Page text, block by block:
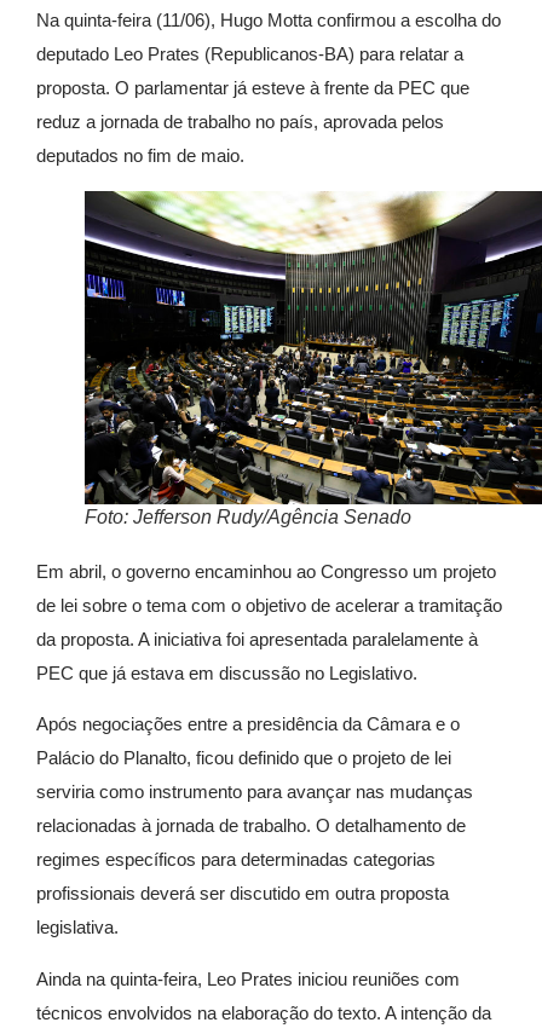
Na quinta-feira (11/06), Hugo Motta confirmou a escolha do
deputado Leo Prates (Republicanos-BA) para relatar a
proposta. O parlamentar já esteve à frente da PEC que
reduz a jornada de trabalho no país, aprovada pelos
deputados no fim de maio.
Foto: Jefferson Rudy/Agência Senado
Em abril, o governo encaminhou ao Congresso um projeto
de lei sobre o tema com o objetivo de acelerar a tramitação
da proposta. A iniciativa foi apresentada paralelamente à
PEC que já estava em discussão no Legislativo.
Após negociações entre a presidência da Câmara e o
Palácio do Planalto, ficou definido que o projeto de lei
serviria como instrumento para avançar nas mudanças
relacionadas à jornada de trabalho. O detalhamento de
regimes específicos para determinadas categorias
profissionais deverá ser discutido em outra proposta
legislativa.
Ainda na quinta-feira, Leo Prates iniciou reuniões com
técnicos envolvidos na elaboração do texto. A intenção da